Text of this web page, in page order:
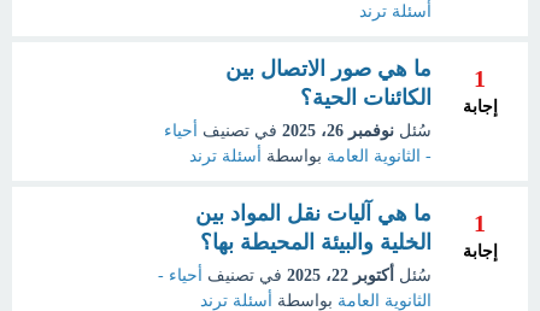
أسئلة ترند
1
إجابة
ما هي صور الاتصال بين
الكائنات الحية؟
سُئل نوفمبر 26، 2025 في تصنيف أحياء
- الثانوية العامة بواسطة أسئلة ترند
1
إجابة
ما هي آليات نقل المواد بين
الخلية والبيئة المحيطة بها؟
سُئل أكتوبر 22، 2025 في تصنيف أحياء -
الثانوية العامة بواسطة أسئلة ترند